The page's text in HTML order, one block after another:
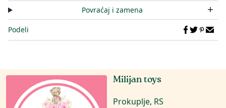
Povraćaj i zamena
Podeli
Milijan toys
Prokuplje, RS